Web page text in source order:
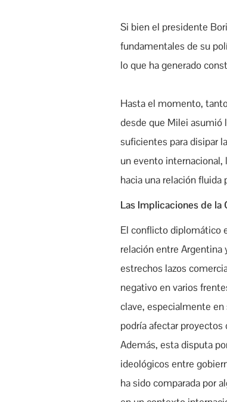
Si bien el presidente
fundamentales de su
lo que ha generado
Hasta el momento,
desde que Milei asumió
suficientes para disipar
un evento
hacia una relación fluida
Las Implicaciones de la
El conflicto diplomático
relación entre
estrechos lazos
negativo en varios
clave, especialmente
podría afectar
Además, esta disputa
ideológicos entre
ha sido comparada por